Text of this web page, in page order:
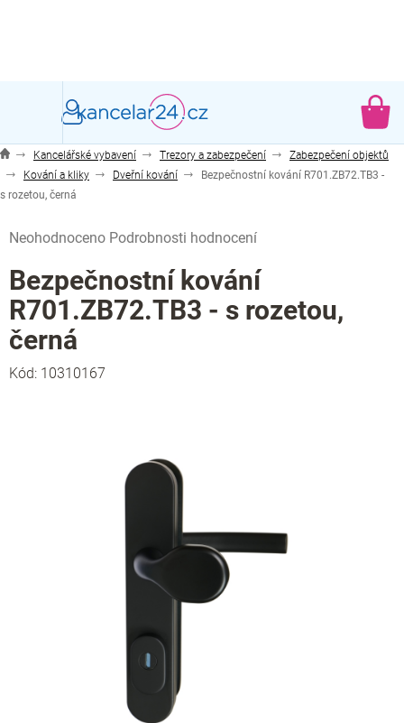
Kancelářské vybavení Trezory a zabezpečení
Zabezpečení objektů
Kování a kliky
Dveřní kování
Bezpečnostní kování R701.ZB72.TB3 -
s rozetou, černá
hodnocení
produktu
je
0,0
z
5
hvězdiček.
Neohodnoceno Podrobnosti hodnocení
Bezpečnostní kování
R701.ZB72.TB3 - s rozetou,
černá
Kód: 10310167